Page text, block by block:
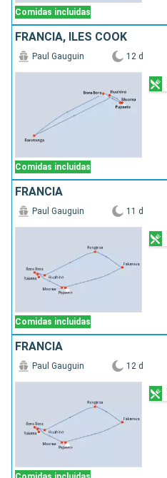
Comidas incluidas
FRANCIA, ILES COOK
Comidas incluidas
Paul Gauguin 12 d
FRANCIA
Comidas incluidas
Paul Gauguin 11 d
FRANCIA
Paul Gauguin 12 d